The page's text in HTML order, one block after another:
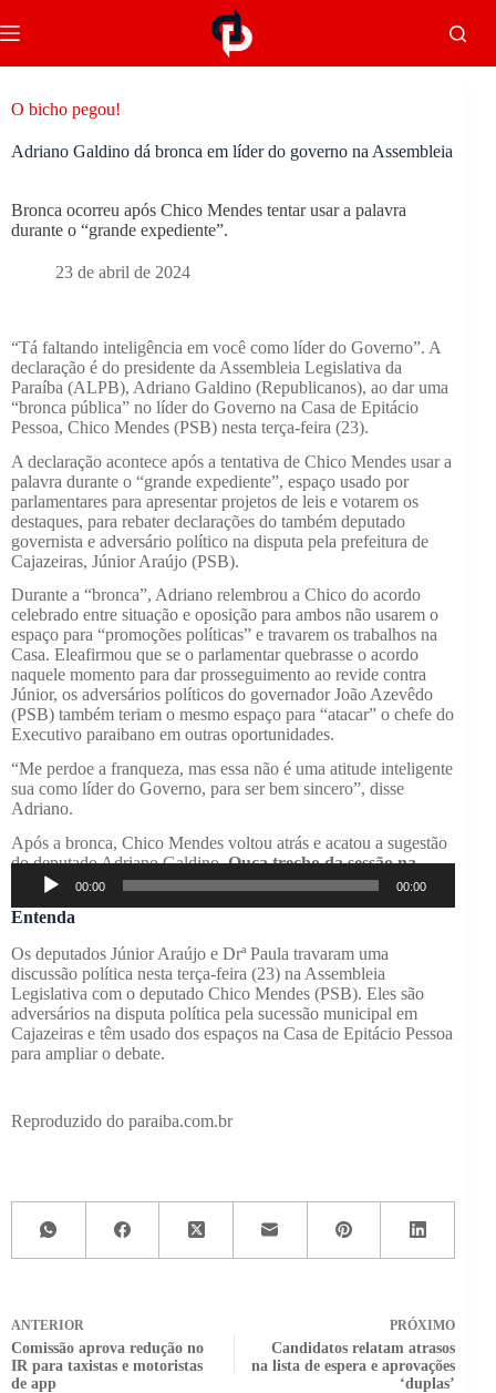
O bicho pegou!
Adriano Galdino dá bronca em líder do governo na Assembleia
Bronca ocorreu após Chico Mendes tentar usar a palavra
durante o “grande expediente”.
23 de abril de 2024
“Tá faltando inteligência em você como líder do Governo”. A
declaração é do presidente da Assembleia Legislativa da
Paraíba (ALPB), Adriano Galdino (Republicanos), ao dar uma
“bronca pública” no líder do Governo na Casa de Epitácio
Pessoa, Chico Mendes (PSB) nesta terça-feira (23).
A declaração acontece após a tentativa de Chico Mendes usar a
palavra durante o “grande expediente”, espaço usado por
parlamentares para apresentar projetos de leis e votarem os
destaques, para rebater declarações do também deputado
governista e adversário político na disputa pela prefeitura de
Cajazeiras, Júnior Araújo (PSB).
Durante a “bronca”, Adriano relembrou a Chico do acordo
celebrado entre situação e oposição para ambos não usarem o
espaço para “promoções políticas” e travarem os trabalhos na
Casa. Eleafirmou que se o parlamentar quebrasse o acordo
naquele momento para dar prosseguimento ao revide contra
Júnior, os adversários políticos do governador João Azevêdo
(PSB) também teriam o mesmo espaço para “atacar” o chefe do
Executivo paraibano em outras oportunidades.
“Me perdoe a franqueza, mas essa não é uma atitude inteligente
sua como líder do Governo, para ser bem sincero”, disse
Adriano.
Após a bronca, Chico Mendes voltou atrás e acatou a sugestão
do deputado Adriano Galdino.Ouça trecho da sessão na
Casa de Epitácio Pessoa:
Tocador
áudio
00:00 00:00
Entenda
Os deputados Júnior Araújo e Drª Paula travaram uma
discussão política nesta terça-feira (23) na Assembleia
Legislativa com o deputado Chico Mendes (PSB). Eles são
adversários na disputa política pela sucessão municipal em
Cajazeiras e têm usado dos espaços na Casa de Epitácio Pessoa
para ampliar o debate.
Reproduzido do paraiba.com.br
ANTERIOR
Comissão aprova redução no
IR para taxistas e motoristas
de app
PRÓXIMO
Candidatos relatam atrasos
na lista de espera e aprovações
‘duplas’